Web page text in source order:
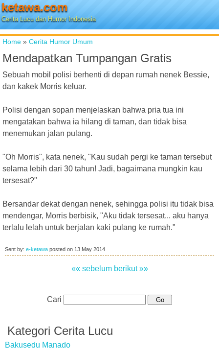
ketawa.com
Cerita Lucu dan Humor Indonesia
Home » Cerita Humor Umum
Mendapatkan Tumpangan Gratis
Sebuah mobil polisi berhenti di depan rumah nenek Bessie,
dan kakek Morris keluar.
Polisi dengan sopan menjelaskan bahwa pria tua ini
mengatakan bahwa ia hilang di taman, dan tidak bisa
menemukan jalan pulang.
"Oh Morris", kata nenek, "Kau sudah pergi ke taman tersebut
selama lebih dari 30 tahun! Jadi, bagaimana mungkin kau
tersesat?"
Bersandar dekat dengan nenek, sehingga polisi itu tidak bisa
mendengar, Morris berbisik, "Aku tidak tersesat... aku hanya
terlalu lelah untuk berjalan kaki pulang ke rumah."
Sent by: e-ketawa posted on 13 May 2014
«« sebelum berikut »»
Cari
Kategori Cerita Lucu
Bakusedu Manado